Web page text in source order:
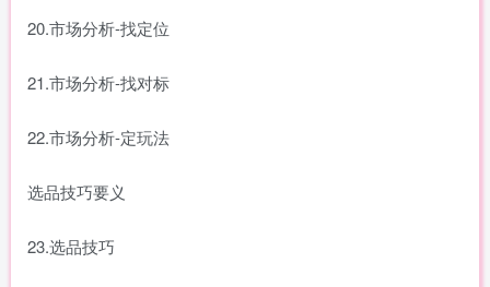
20.市场分析-找定位
21.市场分析-找对标
22.市场分析-定玩法
选品技巧要义
23.选品技巧